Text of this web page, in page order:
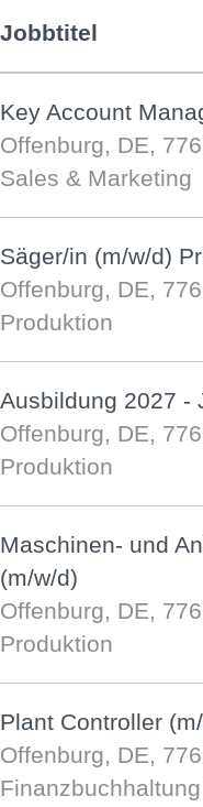
Jobbtitel
Key Account
Offenburg, DE,
Sales & Marketing
Säger/in (m/w/d)
Offenburg, DE,
Produktion
Ausbildung 2027 -
Offenburg, DE,
Produktion
Maschinen- und
(m/w/d)
Offenburg, DE,
Produktion
Plant Controller
Offenburg, DE,